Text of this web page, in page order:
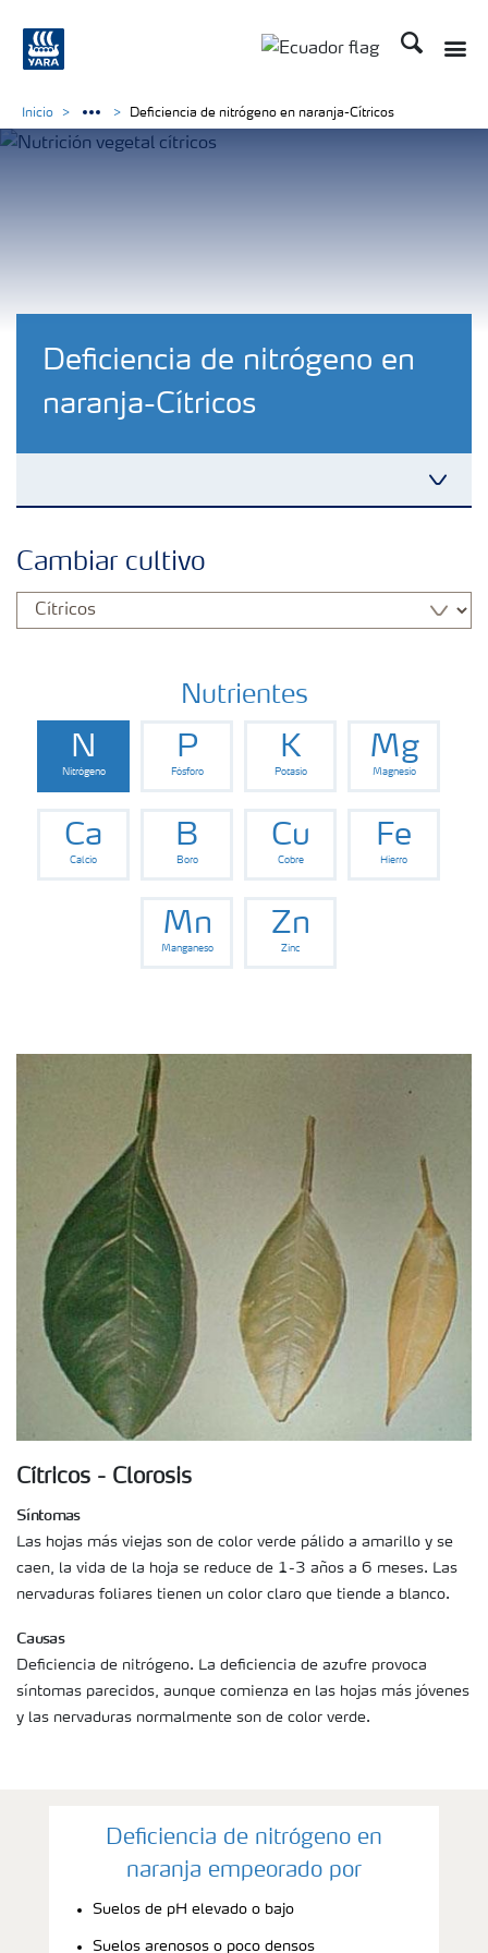
Buscar
Deficiencia de nitrógeno en
naranja-Cítricos
Portafolio de Agricultura Digital
Almacenaje y manejo de fertilizantes
Cultivos
Red de Distribuidores Ecuador
Inicio Deficiencia de nitrógeno en naranja-Cítricos
Cambiar cultivo
Nutrientes
N
Nitrógeno
P
Fósforo
K
Potasio
Mg
Magnesio
Ca
Calcio
B
Boro
Cu
Cobre
Fe
Hierro
Mn
Manganeso
Zn
Zinc
Cítricos - Clorosis
Síntomas
Las hojas más viejas son de color verde pálido a amarillo y se
caen, la vida de la hoja se reduce de 1-3 años a 6 meses. Las
nervaduras foliares tienen un color claro que tiende a blanco.
Causas
Deficiencia de nitrógeno. La deficiencia de azufre provoca
síntomas parecidos, aunque comienza en las hojas más jóvenes
y las nervaduras normalmente son de color verde.
Deficiencia de nitrógeno en
naranja empeorado por
Suelos de pH elevado o bajo
Suelos arenosos o poco densos